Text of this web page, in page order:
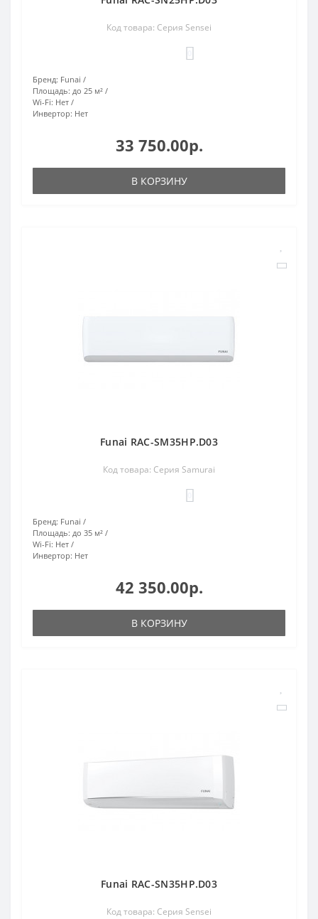
Код товара: Серия Sensei
Бренд: Funai
Площадь: до 25 м²
Wi-Fi: Нет
Инвертор: Нет
33 750.00р.
В КОРЗИНУ
Funai RAC-SM35HP.D03
Код товара: Серия Samurai
Бренд: Funai
Площадь: до 35 м²
Wi-Fi: Нет
Инвертор: Нет
42 350.00р.
В КОРЗИНУ
Funai RAC-SN35HP.D03
Код товара: Серия Sensei